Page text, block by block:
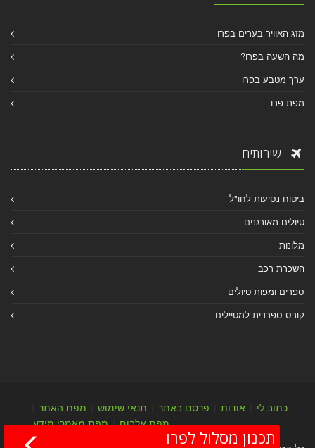
מזג האוויר בערים בפרו
מה השעה בפרו?
ערך מטבע בפרו
מפת פרו
שירותים
ביטוח נסיעות לחו"ל
טיולים מאורגנים
מלונות
השכרת רכב
ספרים ומפות טיולים
קורס ספרדית למטיילים
כתוב לי אודות פרסם באתר תנאי שימוש מפת האתר
מפת אלבום|מפת מאמרי מידע
תכנון מסלול לפרו